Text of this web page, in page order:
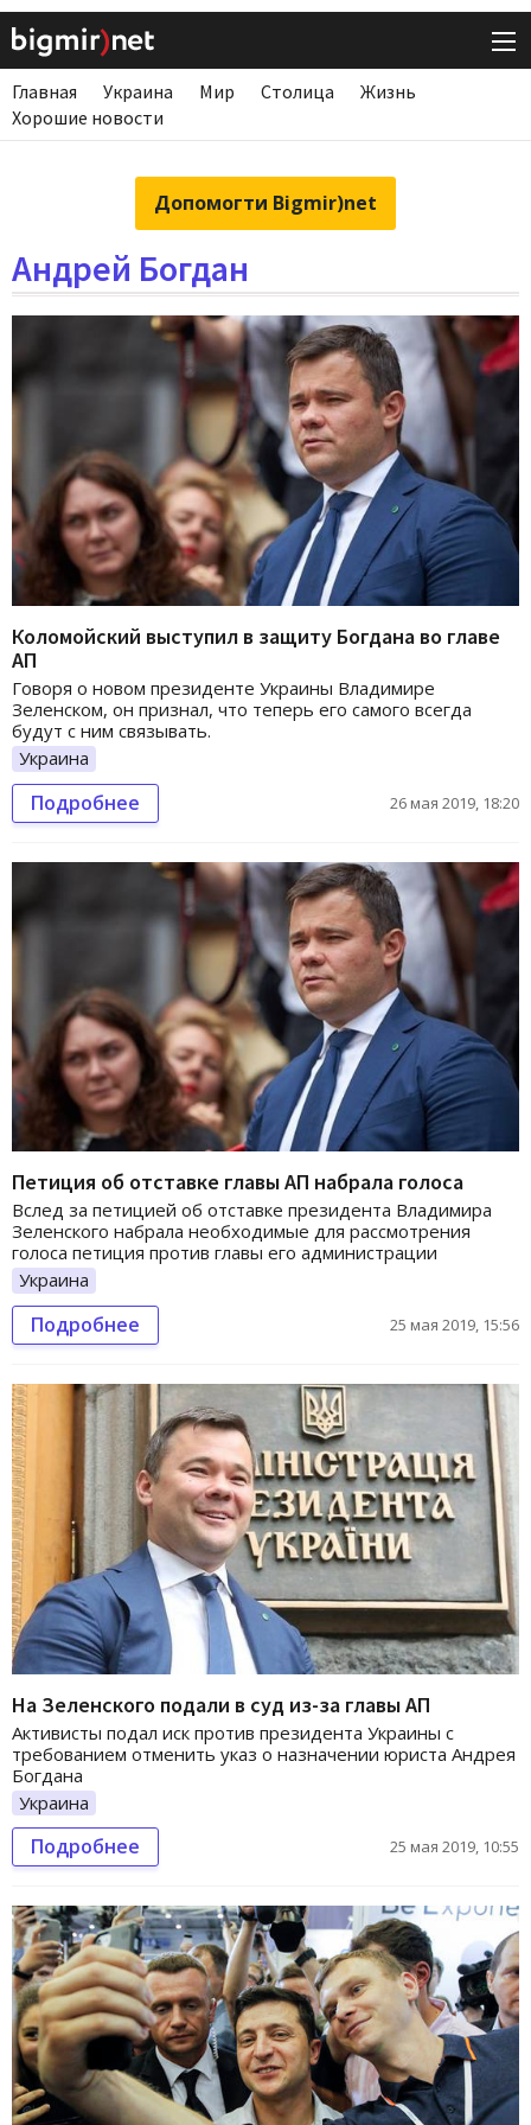
Главная Украина Мир Столица
Жизнь
Хорошие новости
Допомогти Bigmir)net
Андрей Богдан
Коломойский выступил в защиту Богдана во главе
АП
Говоря о новом президенте Украины Владимире
Зеленском, он признал, что теперь его самого всегда
будут с ним связывать.
Украина
Подробнее 26 мая 2019, 18:20
Петиция об отставке главы АП набрала голоса
Вслед за петицией об отставке президента Владимира
Зеленского набрала необходимые для рассмотрения
голоса петиция против главы его администрации
Украина
Подробнее 25 мая 2019, 15:56
На Зеленского подали в суд из-за главы АП
Активисты подал иск против президента Украины с
требованием отменить указ о назначении юриста Андрея
Богдана
Украина
Подробнее 25 мая 2019, 10:55